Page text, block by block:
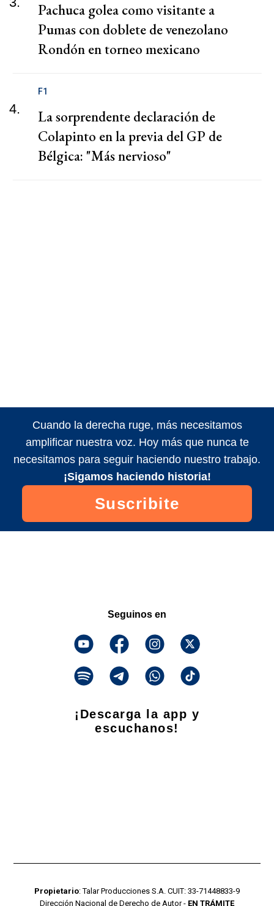
Pachuca golea como visitante a
Pumas con doblete de venezolano
Rondón en torneo mexicano
4.
F1
La sorprendente declaración de
Colapinto en la previa del GP de
Bélgica: "Más nervioso"
Cuando la derecha ruge, más necesitamos
amplificar nuestra voz. Hoy más que nunca te
necesitamos para seguir haciendo nuestro trabajo.
¡Sigamos haciendo historia!
Suscribite
Seguinos en
¡Descarga la app y
escuchanos!
Propietario: Talar Producciones S.A. CUIT: 33-71448833-9
Dirección Nacional de Derecho de Autor - EN TRÁMITE